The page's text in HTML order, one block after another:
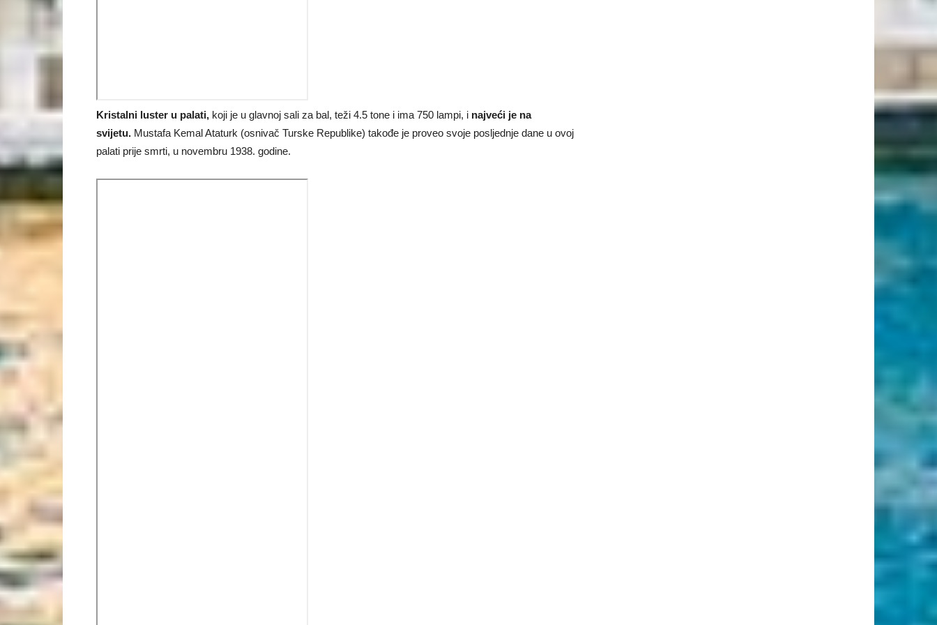
Kristalni luster u palati, koji je u glavnoj sali za bal, teži 4.5 tone i ima 750 lampi, i najveći je na
svijetu. Mustafa Kemal Ataturk (osnivač Turske Republike) takođe je proveo svoje posljednje dane u ovoj
palati prije smrti, u novembru 1938. godine.